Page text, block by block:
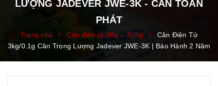
LƯỢNG JADEVER JWE-3K - CÂN TOÀN
PHÁT
Trang chủ Cân điện tử 3Kg – 30Kg
Cân Điện Tử
3kg/0.1g Cân Trọng Lượng Jadever JWE-3K | Bảo Hành 2 Năm